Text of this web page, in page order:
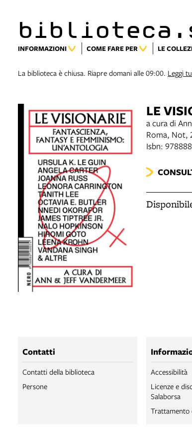
INFORMAZIONI COME FARE PER LE
La biblioteca è chiusa. Riapre domani alle 09:00. Leggi
LE
a cura di
Roma, Not,
Isbn:
Contatti
Contatti della biblioteca
Persone
Accessibilità
Licenze e
Salaborsa
Trattamento